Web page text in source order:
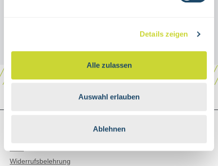
Details zeigen
Alle zulassen
Auswahl erlauben
Ablehnen
Widerrufsbelehrung